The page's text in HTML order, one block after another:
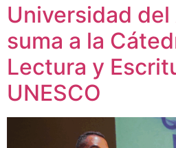
Universidad
suma a la
Lectura y
UNESCO